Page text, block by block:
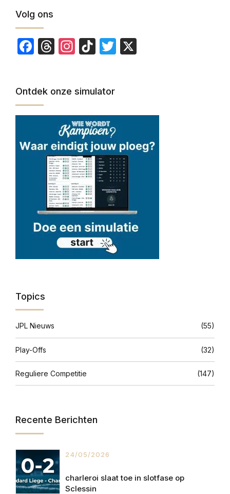
Volg ons
Facebook
Threads
Instagram
TikTokTwitter
Ontdek onze simulator
Topics
JPL Nieuws (55)
Play-Offs (32)
Reguliere Competitie (147)
Recente Berichten
24/05/2026
charleroi slaat toe in slotfase op
Sclessin